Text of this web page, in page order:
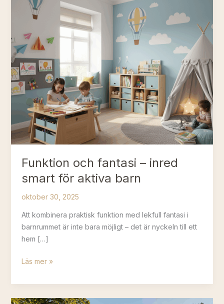
Funktion och fantasi – inred
smart för aktiva barn
oktober 30, 2025
Att kombinera praktisk funktion med lekfull fantasi i
barnrummet är inte bara möjligt – det är nyckeln till ett
hem […]
Funktion
fantasi
–
Läs mer »